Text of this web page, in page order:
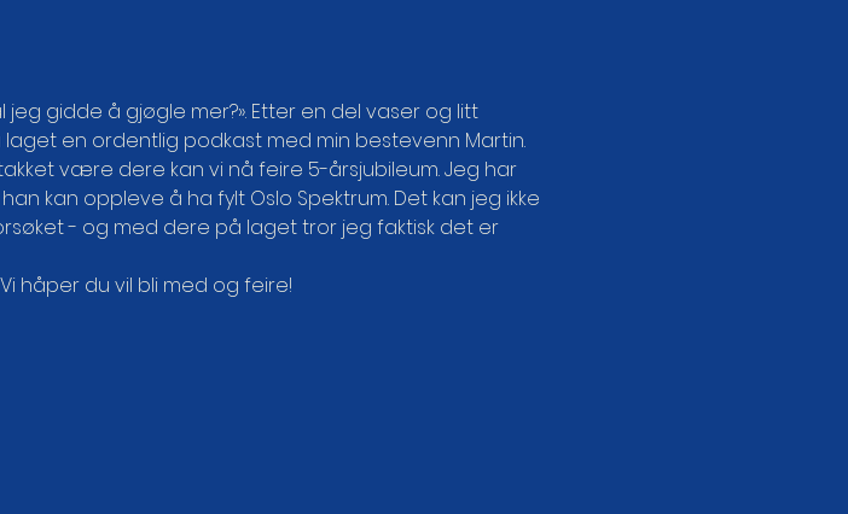
gidde å gjøgle mer?». Etter en del vaser og litt
en ordentlig podkast med min bestevenn Martin.
være dere kan vi nå feire 5-årsjubileum. Jeg har
kan oppleve å ha fylt Oslo Spektrum. Det kan jeg ikke
- og med dere på laget tror jeg faktisk det er
håper du vil bli med og feire!